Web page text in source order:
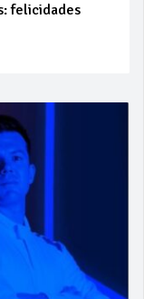
felicidades